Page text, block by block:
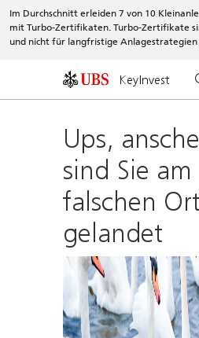
Im Durchschnitt erleiden 7 von 10
mit Turbo-Zertifikaten. Turbo-Zertifikate
und nicht für langfristige
KeyInvest
Ups,
sind Sie am
falschen Ort
gelandet